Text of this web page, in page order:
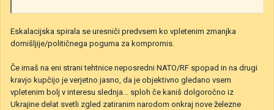
Eskalacijska spirala se uresniči predvsem ko vpletenim zmanjka
domišljije/političnega poguma za kompromis.
Če imaš na eni strani tehtnice neposredni NATO/RF spopad in na drugi
kravjo kupčijo je verjetno jasno, da je objektivno gledano vsem
vpletenim bolj v interesu slednja... sploh če kaniš dolgoročno iz
Ukrajine delat svetli zgled zatiranim narodom onkraj nove železne